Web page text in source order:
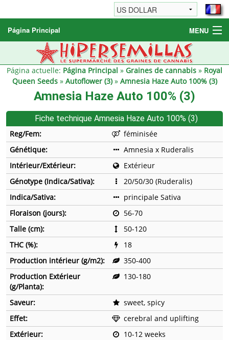
Página Principal MENU
Graines de cannabis
Autres produits
Página actuelle: Página Principal » Graines de cannabis » Royal
Queen Seeds» Autoflower (3)» Amnesia Haze Auto 100% (3)
Amnesia Haze Auto 100% (3)
Fiche technique Amnesia Haze Auto 100% (3)
Reg/Fem:
féminisée
Génétique:
Amnesia x Ruderalis
Intérieur/Extérieur:
Extérieur
Génotype (Indica/Sativa):
20/50/30 (Ruderalis)
Indica/Sativa:
principale Sativa
Floraison (jours):
56-70
Talle (cm):
50-120
THC (%):
18
Production intérieur (g/m2):
350-400
Production Extérieur
(g/Planta):
130-180
Saveur:
sweet, spicy
Effet:
cerebral and uplifting
Extérieur:
10-12 weeks